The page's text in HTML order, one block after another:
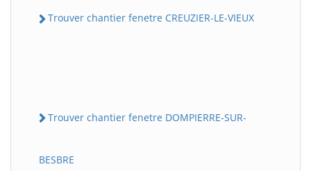
Trouver chantier fenetre CREUZIER-LE-VIEUX
Trouver chantier fenetre DOMPIERRE-SUR-
BESBRE